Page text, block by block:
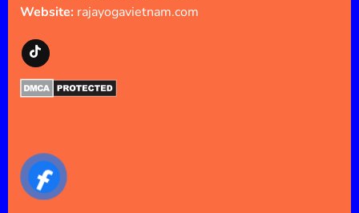
Website: rajayogavietnam.com